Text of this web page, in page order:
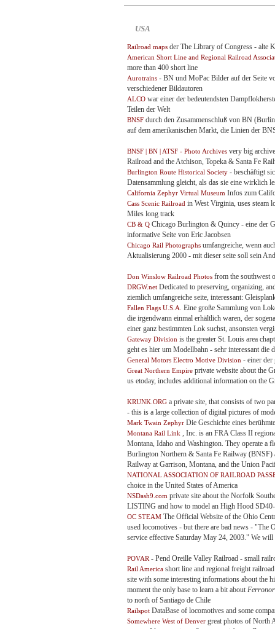
USA
Railroad maps der The Library of Congress - alte
American Short Line and Regional Railroad
more than 400 short line
Aurotrains - BN und MoPac Bilder auf der Seite
verschiedener Bildautoren
ALCO war einer der bedeutendsten
Teilen der Welt
BNSF durch den Zusammenschluß von BN
auf dem amerikanischen Markt, die Linien der
BNSF | BN | ATSF - Photo Archives very big
Railroad and the Atchison, Topeka & Santa Fe
Burlington Route Historical Society - beschäftigt
Datensammlung gleicht, als das sie eine wirklich
California Zephyr Virtual Museum Infos zum
Cass Scenic Railroad in West Virginia, uses steam
Miles long track
CB & Q Chicago Burlington & Quincy - eine der
informative Seite von Eric Jacobsen
Chicago Rail Photographs umfangreiche, wenn
Aktualisierung 2000 - mit dieser seite soll sein
Don Winslow Railroad Photos from the southwest
DRGW.net Dedicated to preserving, organizing,
ziemlich umfangreiche seite, interessant:
Fallen Flags U.S.A. Eine große Sammlung von
die irgendwann einmal erhältlich waren, der
einer ganz bestimmten Lok suchst, ansonsten
Gateway Division is the greater St. Louis area
geht es hier um Modellbahn - sehr interessant
General Motors Electro Motive Division - einer
Great Northern Empire private website about the
us etoday, includes additional information on the
KRUNK.ORG a private site, that consists of two
- this is a large collection of digital pictures of
Mark Twain Zephyr Die Geschichte eines
Montana Rail Link , Inc. is an FRA Class II
Montana, Idaho and Washington. They operate a
Burlington Northern & Santa Fe Railway (BNSF)
Railway at Garrison, Montana, and the Union
NATIONAL ASSOCIATION OF RAILROAD
choice in the United States of America
NSDash9.com private site about the Norfolk
LISTING and how to model an High Hood
OC STEAM The Official Website of the Ohio
used locomotives - but there are bad news - "The
service effective Saturday May 24, 2003." We will
POVAR- Pend Oreille Valley Railroad - small
Rail America short line and regional freight
site with some interesting informations about the
moment the only base to learn a bit about
to north of Santiago de Chile
Railspot DataBase of locomotives and some
Somewhere West of Denver great photos of North